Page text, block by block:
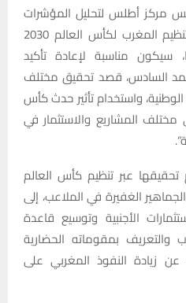
مركز أطلس لتحليل المؤشرات
السياسية والمؤسساتية، أن “تنظيم المغرب لكأس العالم 2030
سيكون مناسبة لإعادة تأكيد
السادس، قصد تحقيق مختلف
واستخدام تأثير حدث كأس
في مختلف المشاريع والاستثمار في
عبر تنظيم كأس العالم
والجماهير الغفيرة في الملاعب، إلى
الأجنبية وتوسيع قاعدة
والتعريف بمقوماته الحضارية
عن زيادة النفوذ المغربي على